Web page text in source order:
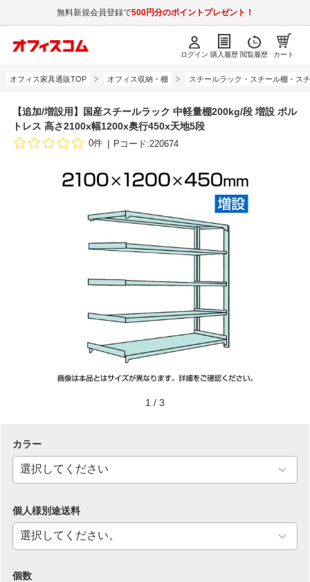
無料新規会員登録で500円分のポイントプレゼント！
ログイン 購入履歴 閲覧履歴 カート
オフィス家具通販TOP オフィス収納・棚 スチールラック・スチール棚・ス
【追加/増設用】国産スチールラック 中軽量棚200kg/段 増設 ボル
トレス 高さ2100x幅1200x奥行450x天地5段
0件 Pコード:220674
1 / 3
カラー
個人様別途送料
個数